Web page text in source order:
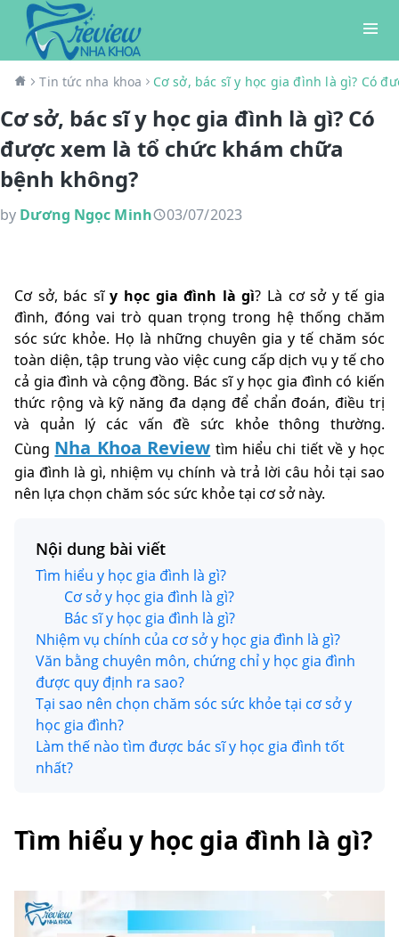
Tin tức nha khoa Cơ sở, bác sĩ y học gia đình là gì? Có
Cơ sở, bác sĩ y học gia đình là gì? Có
được xem là tổ chức khám chữa
bệnh không?
by Dương Ngọc Minh 03/07/2023
Cơ sở, bác sĩy học gia đình là gì? Là cơ sở y tế gia
đình, đóng vai trò quan trọng trong hệ thống chăm
sóc sức khỏe. Họ là những chuyên gia y tế chăm sóc
toàn diện, tập trung vào việc cung cấp dịch vụ y tế cho
cả gia đình và cộng đồng. Bác sĩ y học gia đình có kiến
thức rộng và kỹ năng đa dạng để chẩn đoán, điều trị
và quản lý các vấn đề sức khỏe thông thường.
Cùng Nha Khoa Review tìm hiểu chi tiết về y học
gia đình là gì, nhiệm vụ chính và trả lời câu hỏi tại sao
nên lựa chọn chăm sóc sức khỏe tại cơ sở này.
Nội dung bài viết
Tìm hiểu y học gia đình là gì?
Cơ sở y học gia đình là gì?
Bác sĩ y học gia đình là gì?
Nhiệm vụ chính của cơ sở y học gia đình là gì?
Văn bằng chuyên môn, chứng chỉ y học gia đình
được quy định ra sao?
Tại sao nên chọn chăm sóc sức khỏe tại cơ sở y
học gia đình?
Làm thế nào tìm được bác sĩ y học gia đình tốt
nhất?
Tìm hiểu y học gia đình là gì?